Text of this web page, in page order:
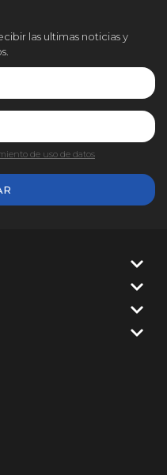
las ultimas noticias y
de uso de datos